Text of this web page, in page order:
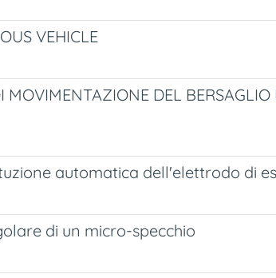
VEHICLE
MOVIMENTAZIONE DEL
automatica dell'elettrodo di
di un micro-specchio